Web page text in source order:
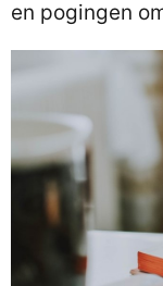
en pogingen